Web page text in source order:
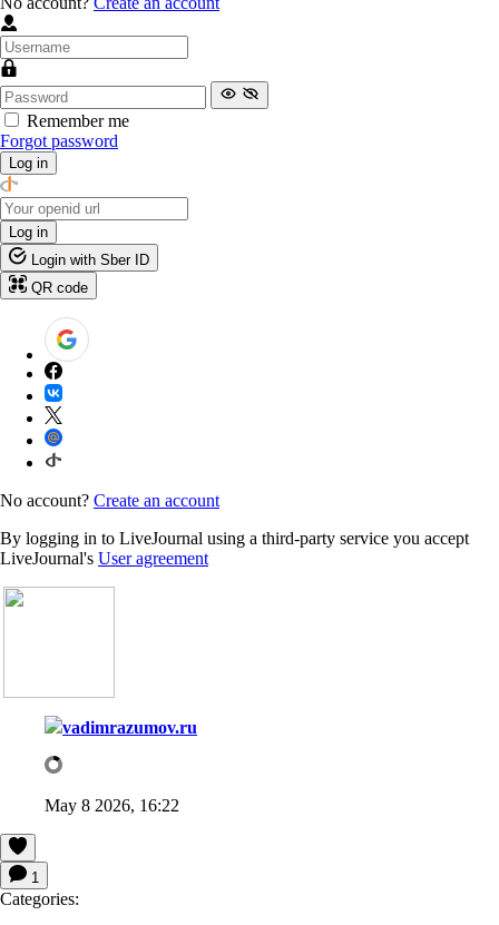
Remember me
Forgot password
Log in
Log in
Login with Sber ID
QR code
No account? Create an account
By logging in to LiveJournal using a third-party service you accept
LiveJournal's User agreement
vadimrazumov.ru
May 8 2026, 16:22
1
Categories: